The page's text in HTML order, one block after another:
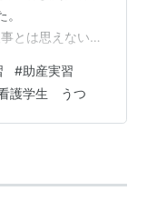
とは思えないこ
を目指す娘 娘が
出産した時の
のおかげで頑張
あり、女性に
#助産実習
護学生 うつ